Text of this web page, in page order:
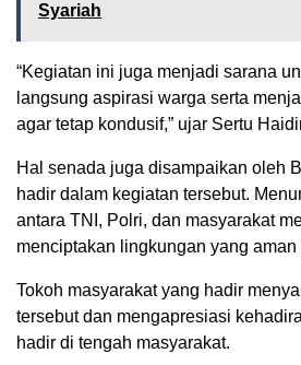
Syariah
“Kegiatan ini juga menjadi sarana
langsung aspirasi warga serta
agar tetap kondusif,” ujar Sertu
Hal senada juga disampaikan oleh
hadir dalam kegiatan tersebut.
antara TNI, Polri, dan masyarakat
menciptakan lingkungan yang aman
Tokoh masyarakat yang hadir
tersebut dan mengapresiasi
hadir di tengah masyarakat.